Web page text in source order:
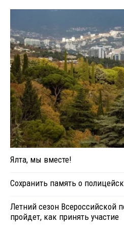
Ялта, мы вместе!
Сохранить память о
Летний сезон Всероссийской
пройдет, как принять участие